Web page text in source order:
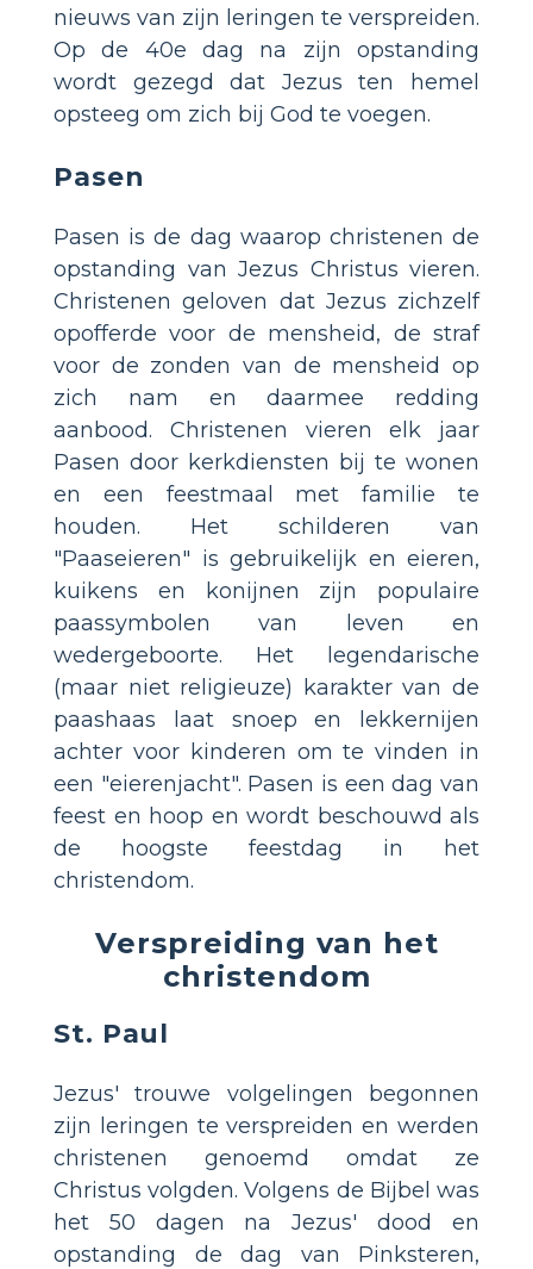
nieuws van zijn leringen te verspreiden.
Op de 40e dag na zijn opstanding
wordt gezegd dat Jezus ten hemel
opsteeg om zich bij God te voegen.
Pasen
Pasen is de dag waarop christenen de
opstanding van Jezus Christus vieren.
Christenen geloven dat Jezus zichzelf
opofferde voor de mensheid, de straf
voor de zonden van de mensheid op
zich nam en daarmee redding
aanbood. Christenen vieren elk jaar
Pasen door kerkdiensten bij te wonen
en een feestmaal met familie te
houden. Het schilderen van
"Paaseieren" is gebruikelijk en eieren,
kuikens en konijnen zijn populaire
paassymbolen van leven en
wedergeboorte. Het legendarische
(maar niet religieuze) karakter van de
paashaas laat snoep en lekkernijen
achter voor kinderen om te vinden in
een "eierenjacht". Pasen is een dag van
feest en hoop en wordt beschouwd als
de hoogste feestdag in het
christendom.
Verspreiding van het
christendom
St. Paul
Jezus' trouwe volgelingen begonnen
zijn leringen te verspreiden en werden
christenen genoemd omdat ze
Christus volgden. Volgens de Bijbel was
het 50 dagen na Jezus' dood en
opstanding de dag van Pinksteren,